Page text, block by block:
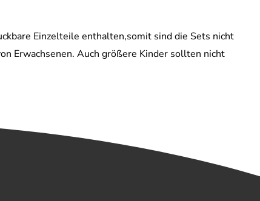
Einzelteile enthalten,somit sind die Sets nicht
Erwachsenen. Auch größere Kinder sollten nicht